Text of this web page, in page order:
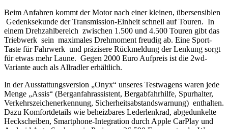
Beim Anfahren kommt der Motor nach einer kleinen, übersensiblen
Gedenksekunde der Transmission-Einheit schnell auf Touren. In
einem Drehzahlbereich zwischen 1.500 und 4.500 Touren gibt das
Triebwerk sein maximales Drehmoment freudig ab. Eine Sport-
Taste für Fahrwerk und präzisere Rückmeldung der Lenkung sorgt
für etwas mehr Laune. Gegen 2000 Euro Aufpreis ist die 2wd-
Variante auch als Allradler erhältlich.
In der Ausstattungsversion „Onyx“ unseres Testwagens waren jede
Menge „Assis“ (Berganfahrassistent, Bergabfahrhilfe, Spurhalter,
Verkehrszeichenerkennung, Sicherheitsabstandswarnung) enthalten.
Dazu Komfortdetails wie beheizbares Lederlenkrad, abgedunkelte
Heckscheiben, Smartphone-Integration durch Apple CarPlay und